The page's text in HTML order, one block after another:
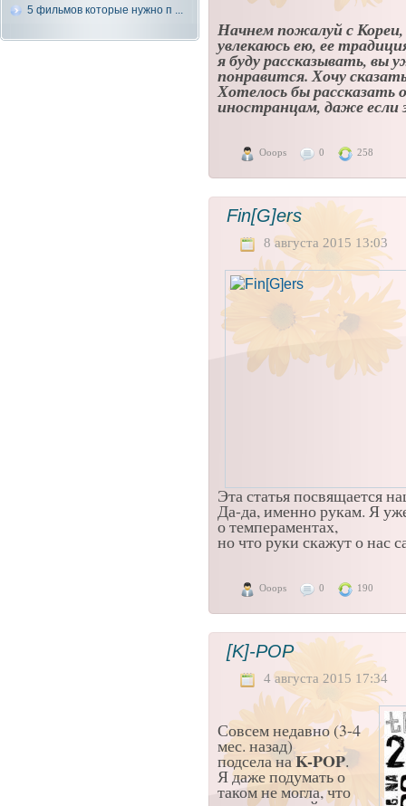
5 фильмов которые нужно п ...
Начнем пожалуй с
увлекаюсь ею, ее
я буду рассказывать, вы
понравится. Хочу
Хотелось бы
иностранцам, даже если
Ooops 0 258
Fin[G]ers
8 августа 2015 13:03
Эта статья посвящается
Да-да, именно рукам. Я
о темпераментах,
но что руки скажут о нас
Ooops 0 190
[K]-POP
4 августа 2015 17:34
Совсем недавно (3-4
мес. назад)
подсела наK-POP.
Я даже подумать о
таком не могла, что